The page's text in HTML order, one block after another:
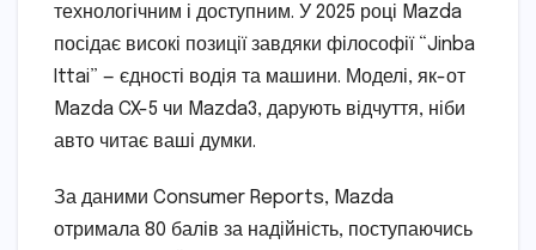
технологічним і доступним. У 2025 році Mazda
посідає високі позиції завдяки філософії “Jinba
Ittai” — єдності водія та машини. Моделі, як-от
Mazda CX-5 чи Mazda3, дарують відчуття, ніби
авто читає ваші думки.
За даними Consumer Reports, Mazda
отримала 80 балів за надійність, поступаючись